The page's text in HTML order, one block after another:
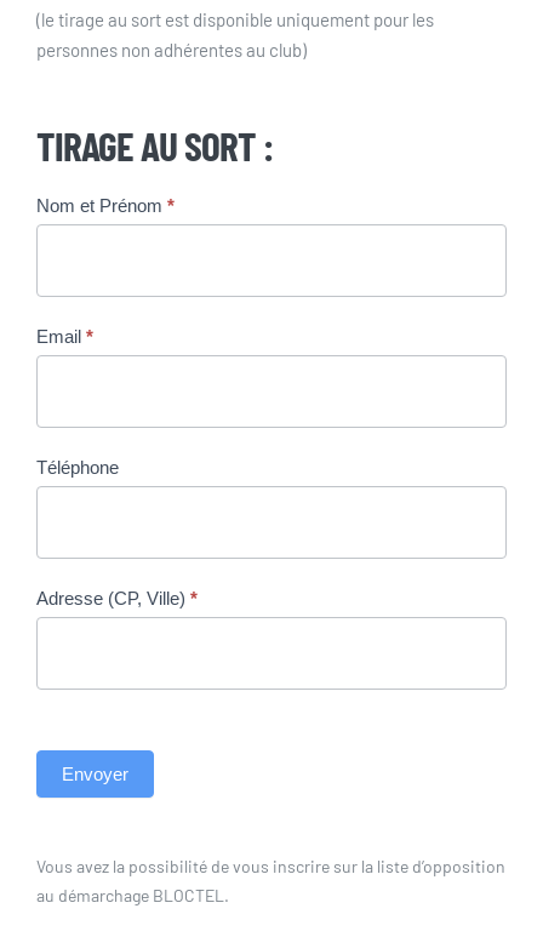
(le tirage au sort est disponible uniquement pour les
personnes non adhérentes au club)
TIRAGE AU SORT :
ESMP
tirage
sort
Nom et Prénom *
Email *
Téléphone
Adresse (CP, Ville) *
Envoyer
Vous avez la possibilité de vous inscrire sur la liste d’opposition
au démarchage BLOCTEL.